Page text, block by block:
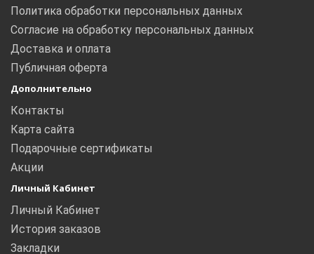
Политика обработки персональных данных
Согласие на обработку персональных данных
Доставка и оплата
Публичная оферта
Дополнительно
Контакты
Карта сайта
Подарочные сертификаты
Акции
Личный Кабинет
Личный Кабинет
История заказов
Закладки